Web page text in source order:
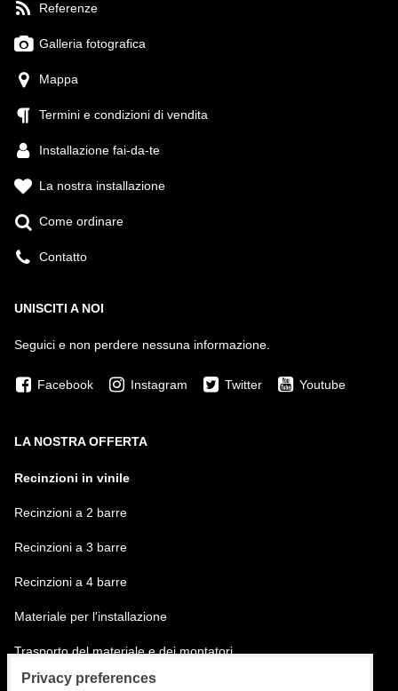
Referenze
Galleria fotografica
Mappa
Termini e condizioni di vendita
Installazione fai-da-te
La nostra installazione
Come ordinare
Contatto
UNISCITI A NOI
Seguici e non perdere nessuna informazione.
Facebook Instagram Twitter Youtube
LA NOSTRA OFFERTA
Recinzioni in vinile
Recinzioni a 2 barre
Recinzioni a 3 barre
Recinzioni a 4 barre
Materiale per l'installazione
Trasporto del materiale e dei montatori
Installazione delle recinzioni
Privacy preferences